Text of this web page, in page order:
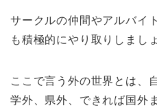
サークルの仲間やアルバイ
も積極的にやり取りしまし
ここで言う外の世界とは、
学外、県外、できれば国外